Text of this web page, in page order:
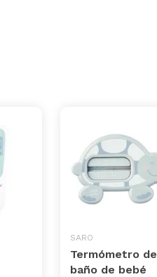
SARO
Termómetro de
baño de bebé